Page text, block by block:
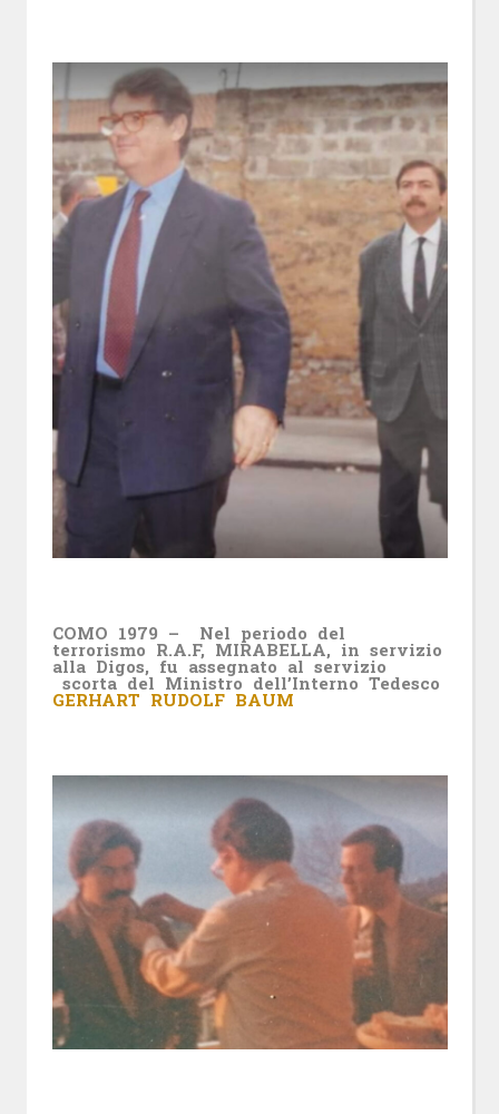
COMO 1979 – Nel periodo del
terrorismo R.A.F, MIRABELLA, in servizio
alla Digos, fu assegnato al servizio
scorta del Ministro dell’Interno Tedesco
GERHART RUDOLF BAUM